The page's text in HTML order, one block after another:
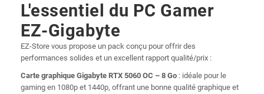
L'essentiel du PC Gamer
EZ-Gigabyte
EZ-Store vous propose un pack conçu pour offrir des
performances solides et un excellent rapport qualité/prix :
Carte graphique Gigabyte RTX 5060 OC – 8 Go : idéale pour le
gaming en 1080p et 1440p, offrant une bonne qualité graphique et